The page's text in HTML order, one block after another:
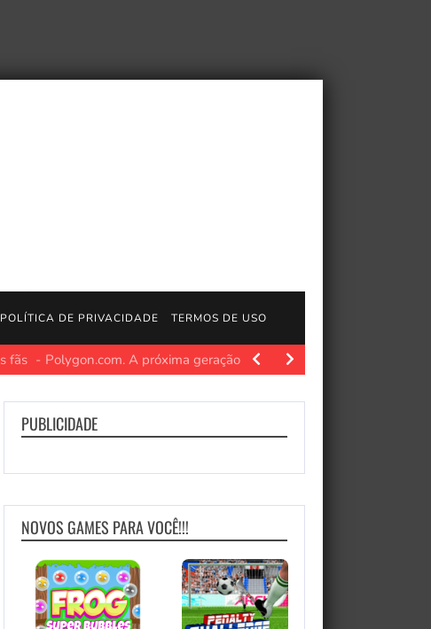
POLÍTICA DE PRIVACIDADE TERMOS DE USO
Polygon.com. A próxima geração de Pokémon foi revelado no…
PUBLICIDADE
NOVOS GAMES PARA VOCÊ!!!